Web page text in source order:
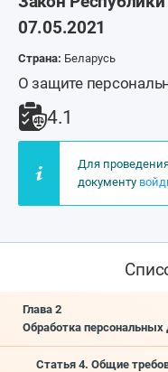
07.05.2021
Страна: Беларусь
О защите
4.1
Для
документу
Глава 2
Обработка
Статья 4. Общие